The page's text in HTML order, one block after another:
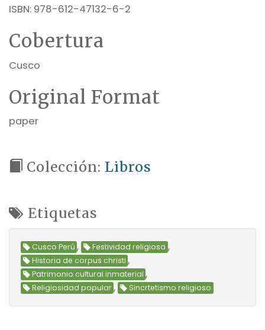
ISBN: 978-612-47132-6-2
Cobertura
Cusco
Original Format
paper
Colección: Libros
Etiquetas
Cusco Perú , Festividad religiosa ,
Historia de corpus christi ,
Patrimonio cultural inmaterial ,
Religiosidad popular , Sincrtetismo religioso